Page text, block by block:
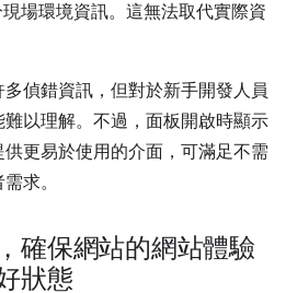
場環境資訊。這無法取代實際資
偵錯資訊，但對於新手開發人員
以理解。不過，面板開啟時顯示
更易於使用的介面，可滿足不需
求。
確保網站的網站體驗
狀態